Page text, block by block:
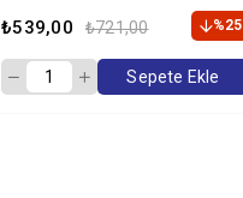
₺539,00 ₺721,00 %25
Sepete Ekle